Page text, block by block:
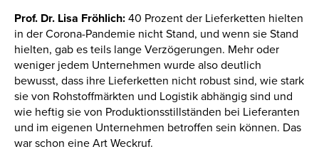
Prof. Dr. Lisa Fröhlich: 40 Prozent der Lieferketten hielten
in der Corona-Pandemie nicht Stand, und wenn sie Stand
hielten, gab es teils lange Verzögerungen. Mehr oder
weniger jedem Unternehmen wurde also deutlich
bewusst, dass ihre Lieferketten nicht robust sind, wie stark
sie von Rohstoffmärkten und Logistik abhängig sind und
wie heftig sie von Produktionsstillständen bei Lieferanten
und im eigenen Unternehmen betroffen sein können. Das
war schon eine Art Weckruf.